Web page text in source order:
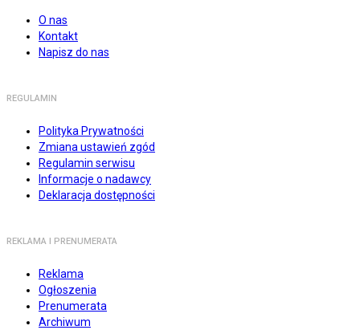
O nas
Kontakt
Napisz do nas
REGULAMIN
Polityka Prywatności
Zmiana ustawień zgód
Regulamin serwisu
Informacje o nadawcy
Deklaracja dostępności
REKLAMA I PRENUMERATA
Reklama
Ogłoszenia
Prenumerata
Archiwum